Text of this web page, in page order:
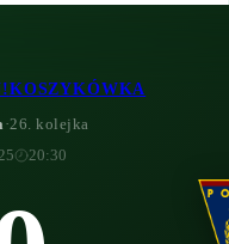
KOSZYKÓWKA
·26. kolejka
20:30